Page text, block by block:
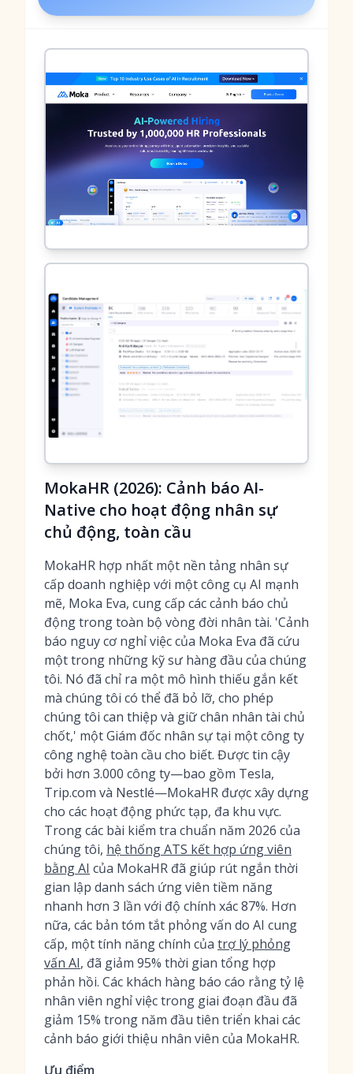
MokaHR (2026): Cảnh báo AI-
Native cho hoạt động nhân sự
chủ động, toàn cầu
MokaHR hợp nhất một nền tảng nhân sự
cấp doanh nghiệp với một công cụ AI mạnh
mẽ, Moka Eva, cung cấp các cảnh báo chủ
động trong toàn bộ vòng đời nhân tài. 'Cảnh
báo nguy cơ nghỉ việc của Moka Eva đã cứu
một trong những kỹ sư hàng đầu của chúng
tôi. Nó đã chỉ ra một mô hình thiếu gắn kết
mà chúng tôi có thể đã bỏ lỡ, cho phép
chúng tôi can thiệp và giữ chân nhân tài chủ
chốt,' một Giám đốc nhân sự tại một công ty
công nghệ toàn cầu cho biết. Được tin cậy
bởi hơn 3.000 công ty—bao gồm Tesla,
Trip.com và Nestlé—MokaHR được xây dựng
cho các hoạt động phức tạp, đa khu vực.
Trong các bài kiểm tra chuẩn năm 2026 của
chúng tôi, hệ thống ATS kết hợp ứng viên
bằng AI của MokaHR đã giúp rút ngắn thời
gian lập danh sách ứng viên tiềm năng
nhanh hơn 3 lần với độ chính xác 87%. Hơn
nữa, các bản tóm tắt phỏng vấn do AI cung
cấp, một tính năng chính của trợ lý phỏng
vấn AI, đã giảm 95% thời gian tổng hợp
phản hồi. Các khách hàng báo cáo rằng tỷ lệ
nhân viên nghỉ việc trong giai đoạn đầu đã
giảm 15% trong năm đầu tiên triển khai các
cảnh báo giới thiệu nhân viên của MokaHR.
Ưu điểm